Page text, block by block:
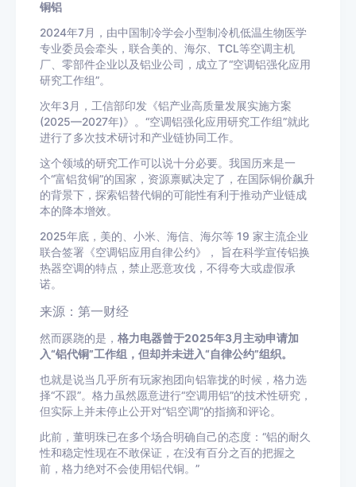
铜铝
2024年7月，由中国制冷学会小型制冷机低温生物医学
专业委员会牵头，联合美的、海尔、TCL等空调主机
厂、零部件企业以及铝业公司，成立了“空调铝强化应用
研究工作组”。
次年3月，工信部印发《铝产业高质量发展实施方案
(2025—2027年)》。“空调铝强化应用研究工作组”就此
进行了多次技术研讨和产业链协同工作。
这个领域的研究工作可以说十分必要。我国历来是一
个“富铝贫铜”的国家，资源禀赋决定了，在国际铜价飙升
的背景下，探索铝替代铜的可能性有利于推动产业链成
本的降本增效。
2025年底，美的、小米、海信、海尔等 19 家主流企业
联合签署《空调铝应用自律公约》， 旨在科学宣传铝换
热器空调的特点，禁止恶意攻伐，不得夸大或虚假承
诺。
来源：第一财经
然而蹊跷的是， 格力电器曾于2025年3月主动申请加
入“铝代铜”工作组，但却并未进入“自律公约”组织。
也就是说当几乎所有玩家抱团向铝靠拢的时候，格力选
择“不跟”。格力虽然愿意进行“空调用铝”的技术性研究，
但实际上并未停止公开对“铝空调”的指摘和评论。
此前，董明珠已在多个场合明确自己的态度：“铝的耐久
性和稳定性现在不敢保证，在没有百分之百的把握之
前，格力绝对不会使用铝代铜。”